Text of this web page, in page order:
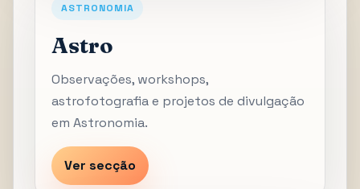
ASTRONOMIA
Astro
Observações, workshops,
astrofotografia e projetos de divulgação
em Astronomia.
Ver secção